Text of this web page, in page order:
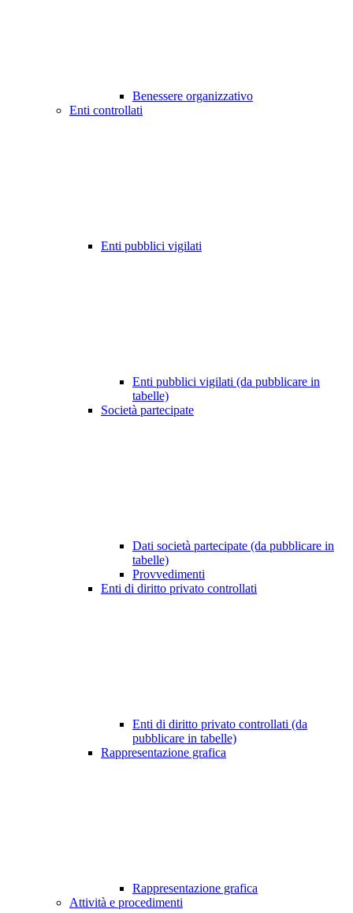
Benessere organizzativo
Enti controllati
Enti pubblici vigilati
Enti pubblici vigilati (da pubblicare in
tabelle)
Società partecipate
Dati società partecipate (da pubblicare in
tabelle)
Provvedimenti
Enti di diritto privato controllati
Enti di diritto privato controllati (da
pubblicare in tabelle)
Rappresentazione grafica
Rappresentazione grafica
Attività e procedimenti